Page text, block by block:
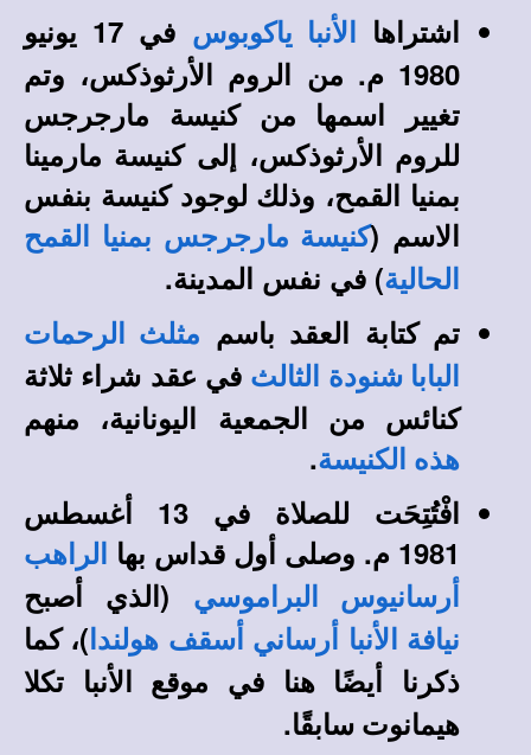
اشتراها
الأنبا ياكوبوس
في 17 يونيو
1980 م.
من الروم الأرثوذكس، وتم
تغيير اسمها من كنيسة مارجرجس
للروم الأرثوذكس، إلى كنيسة مارمينا
بمنيا القمح، وذلك لوجود كنيسة بنفس
الاسم (كنيسة مارجرجس بمنيا القمح
الحالية) في نفس المدينة.
تم كتابة العقد باسم مثلث الرحمات
البابا شنودة الثالث في عقد شراء ثلاثة
كنائس من الجمعية اليونانية، منهم
هذه الكنيسة.
افْتُتِحَت للصلاة في 13 أغسطس
1981 م. وصلى أول قداس بها
الراهب
أرسانيوس البراموسي
(الذي أصبح
نيافة الأنبا أرساني أسقف هولندا )، كما
ذكرنا أيضًا هنا في موقع الأنبا تكلا
هيمانوت سابقًا.